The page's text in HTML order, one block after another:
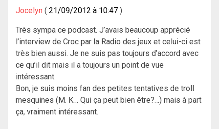
Jocelyn 21/09/2012 à 10:47
Très sympa ce podcast. J’avais beaucoup apprécié
l’interview de Croc par la Radio des jeux et celui-ci est
très bien aussi. Je ne suis pas toujours d’accord avec
ce qu’il dit mais il a toujours un point de vue
intéressant.
Bon, je suis moins fan des petites tentatives de troll
mesquines (M. K… Qui ça peut bien être?…) mais à part
ça, vraiment intéressant.